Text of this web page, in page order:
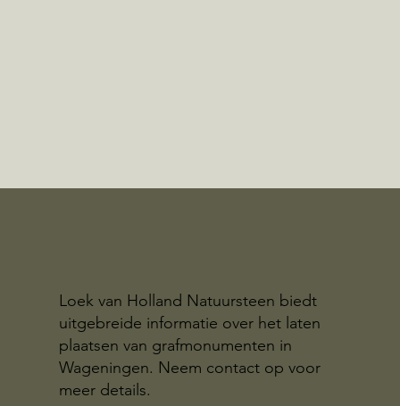
Loek van Holland Natuursteen biedt
uitgebreide informatie over het laten
plaatsen van grafmonumenten in
Wageningen. Neem contact op voor
meer details.